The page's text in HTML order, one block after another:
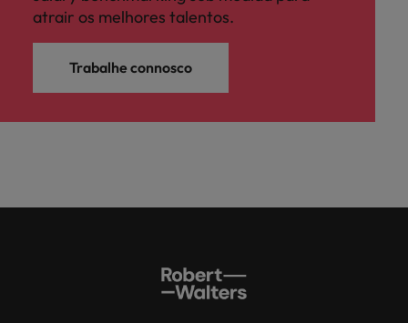
atrair os melhores talentos.
Trabalhe connosco